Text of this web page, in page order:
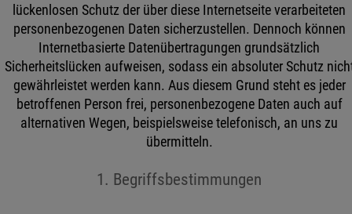
lückenlosen Schutz der über diese Internetseite verarbeiteten
personenbezogenen Daten sicherzustellen. Dennoch können
Internetbasierte Datenübertragungen grundsätzlich
Sicherheitslücken aufweisen, sodass ein absoluter Schutz
gewährleistet werden kann. Aus diesem Grund steht es jeder
betroffenen Person frei, personenbezogene Daten auch auf
alternativen Wegen, beispielsweise telefonisch, an uns zu
übermitteln.
1. Begriffsbestimmungen